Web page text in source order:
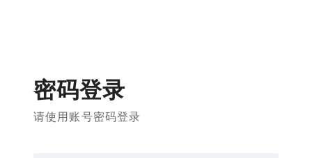
密码登录
请使用账号密码登录